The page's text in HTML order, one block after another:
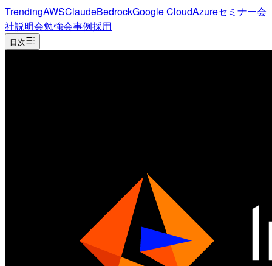
TrendingAWSClaudeBedrockGoogle CloudAzureセミナー会
社説明会勉強会事例採用
目次